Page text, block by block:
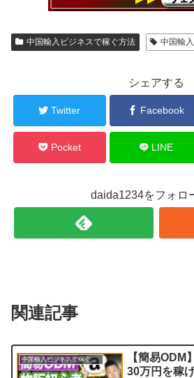
中国輸入ビジネスで稼ぐ方法 中国輸
シェアする
Twitter Facebook
Pocket LINE
daida1234をフォロ
関連記事
中国輸入ビジネスで稼ぐ方法
【簡易ODM
30万円を稼